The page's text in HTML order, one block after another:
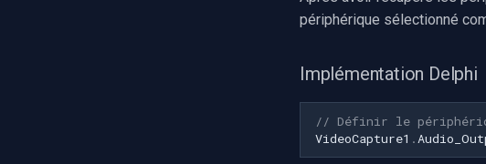
périphérique sélectionné
Implémentation Delphi
// Définir le
VideoCapture1 .